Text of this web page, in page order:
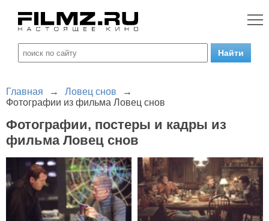
Главная → Ловец снов
→
Фотографии из фильма Ловец снов
Фотографии, постеры и кадры из
фильма Ловец снов